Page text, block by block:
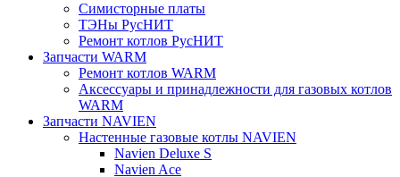
Симисторные платы
ТЭНы РусНИТ
Ремонт котлов РусНИТ
Запчасти WARM
Ремонт котлов WARM
Аксессуары и принадлежности для газовых котлов
WARM
Запчасти NAVIEN
Настенные газовые котлы NAVIEN
Navien Deluxe S
Navien Ace